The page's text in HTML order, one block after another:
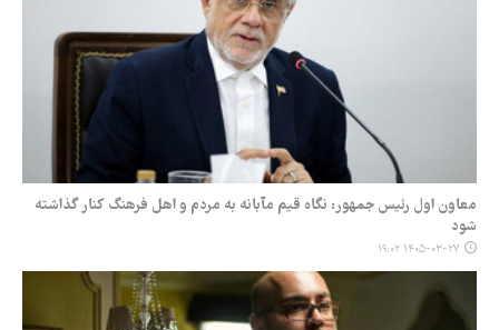
معاون اول رئیس جمهور: نگاه قیم مآبانه به مردم و اهل فرهنگ کنار گذاشته
شود
۱۴۰۵-۰۳-۲۷ ۱۹:۰۲